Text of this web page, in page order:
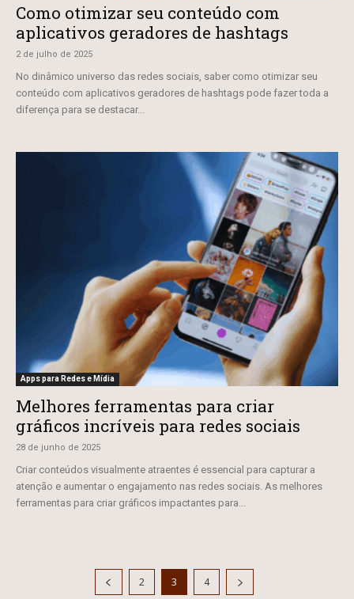
Como otimizar seu conteúdo com
aplicativos geradores de hashtags
2 de julho de 2025
No dinâmico universo das redes sociais, saber como otimizar seu
conteúdo com aplicativos geradores de hashtags pode fazer toda a
diferença para se destacar...
Apps para Redes e Mídia
Melhores ferramentas para criar
gráficos incríveis para redes sociais
28 de junho de 2025
Criar conteúdos visualmente atraentes é essencial para capturar a
atenção e aumentar o engajamento nas redes sociais. As melhores
ferramentas para criar gráficos impactantes para...
2 3 4